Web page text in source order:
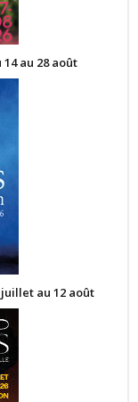
au 28 août
au 12 août